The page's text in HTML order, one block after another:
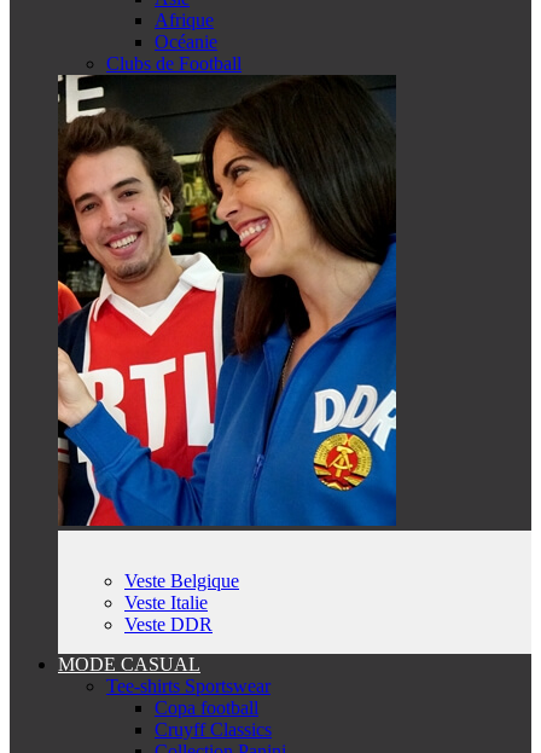
Afrique
Océanie
Clubs de Football
Veste Belgique
Veste Italie
Veste DDR
MODE CASUAL
Tee-shirts Sportswear
Copa football
Cruyff Classics